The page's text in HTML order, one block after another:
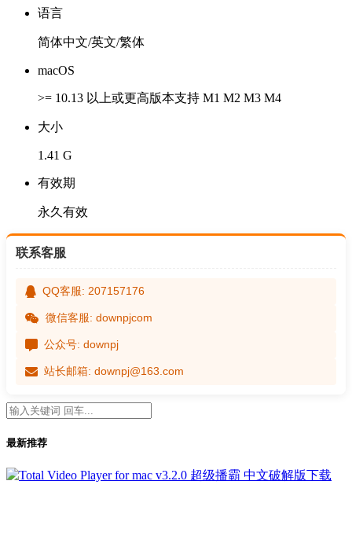
语言
简体中文/英文/繁体
macOS
>= 10.13 以上或更高版本支持 M1 M2 M3 M4
大小
1.41 G
有效期
永久有效
联系客服
QQ客服: 207157176
微信客服: downpjcom
公众号: downpj
站长邮箱: downpj@163.com
最新推荐